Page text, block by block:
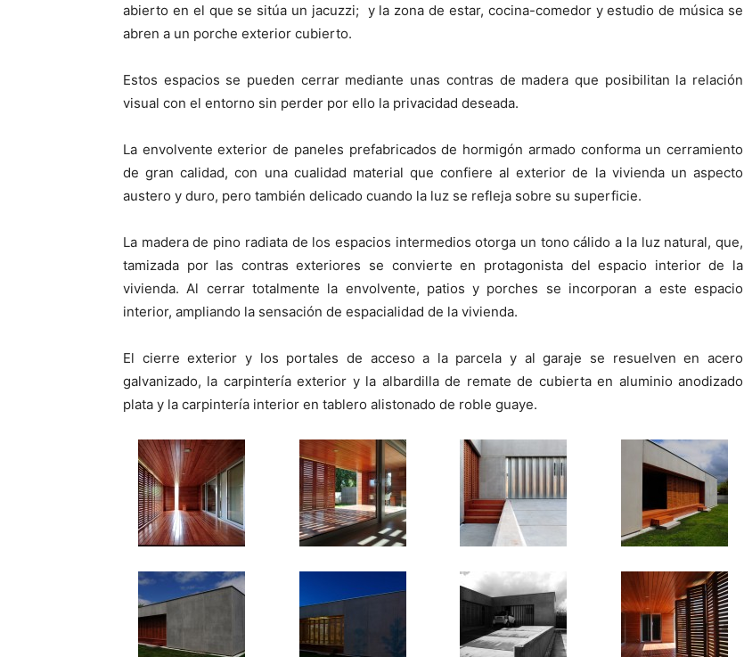
abierto en el que se sitúa un jacuzzi; y la zona de estar, cocina-comedor y estudio de música se
abren a un porche exterior cubierto.
Estos espacios se pueden cerrar mediante unas contras de madera que posibilitan la relación
visual con el entorno sin perder por ello la privacidad deseada.
La envolvente exterior de paneles prefabricados de hormigón armado conforma un cerramiento
de gran calidad, con una cualidad material que confiere al exterior de la vivienda un aspecto
austero y duro, pero también delicado cuando la luz se refleja sobre su superficie.
La madera de pino radiata de los espacios intermedios otorga un tono cálido a la luz natural, que,
tamizada por las contras exteriores se convierte en protagonista del espacio interior de la
vivienda. Al cerrar totalmente la envolvente, patios y porches se incorporan a este espacio
interior, ampliando la sensación de espacialidad de la vivienda.
El cierre exterior y los portales de acceso a la parcela y al garaje se resuelven en acero
galvanizado, la carpintería exterior y la albardilla de remate de cubierta en aluminio anodizado
plata y la carpintería interior en tablero alistonado de roble guaye.